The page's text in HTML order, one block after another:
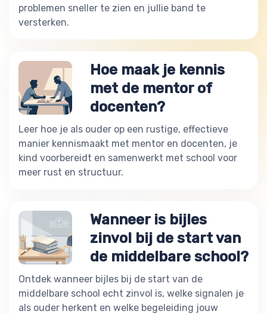
problemen sneller te zien en jullie band te
versterken.
Hoe maak je kennis
met de mentor of
docenten?
Leer hoe je als ouder op een rustige, effectieve
manier kennismaakt met mentor en docenten, je
kind voorbereidt en samenwerkt met school voor
meer rust en structuur.
Wanneer is bijles
zinvol bij de start van
de middelbare school?
Ontdek wanneer bijles bij de start van de
middelbare school echt zinvol is, welke signalen je
als ouder herkent en welke begeleiding jouw